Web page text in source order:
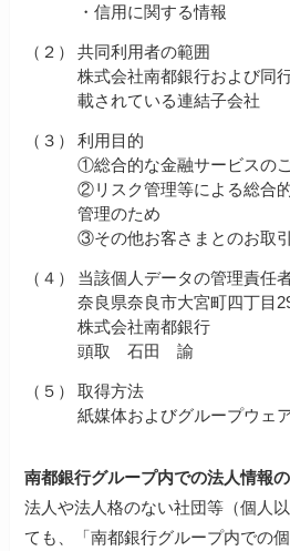
・信用に関する情報
（２）
共同利用者の範囲
株式会社南都銀行および同
載されている連結子会社
（３）
利用目的
①総合的な金融サービスの
②リスク管理等による総合
管理のため
③その他お客さまとのお取
（４）
当該個人データの管理責任
奈良県奈良市大宮町四丁目
株式会社南都銀行
頭取 石田 諭
（５）
取得方法
紙媒体およびグループウェ
南都銀行グループ内での法人情報
法人や法人格のない社団等（個人
ても、「南都銀行グループ内での